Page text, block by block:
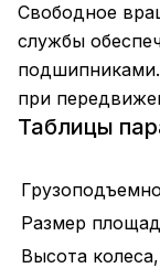
Свободное
службы
при
Таблицы
Размер
Высота